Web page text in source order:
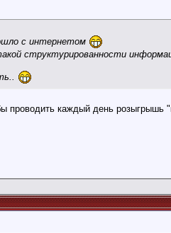
с интернетом
структурированности
проводить каждый день розыгрышь